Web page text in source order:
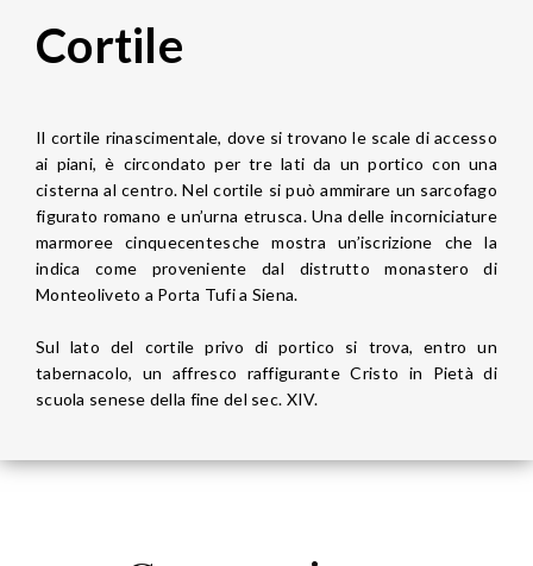
Cortile
Il cortile rinascimentale, dove si trovano le scale di accesso
ai piani, è circondato per tre lati da un portico con una
cisterna al centro. Nel cortile si può ammirare un sarcofago
figurato romano e un’urna etrusca. Una delle incorniciature
marmoree cinquecentesche mostra un’iscrizione che la
indica come proveniente dal distrutto monastero di
Monteoliveto a Porta Tufi a Siena.
Sul lato del cortile privo di portico si trova, entro un
tabernacolo, un affresco raffigurante Cristo in Pietà di
scuola senese della fine del sec. XIV.